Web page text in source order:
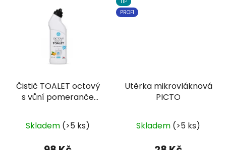
Čistič TOALET octový
s vůní pomeranče
Skladem (>5 ks)
PROFI
Utěrka mikrovláknová
PICTO
Skladem (>5 ks)